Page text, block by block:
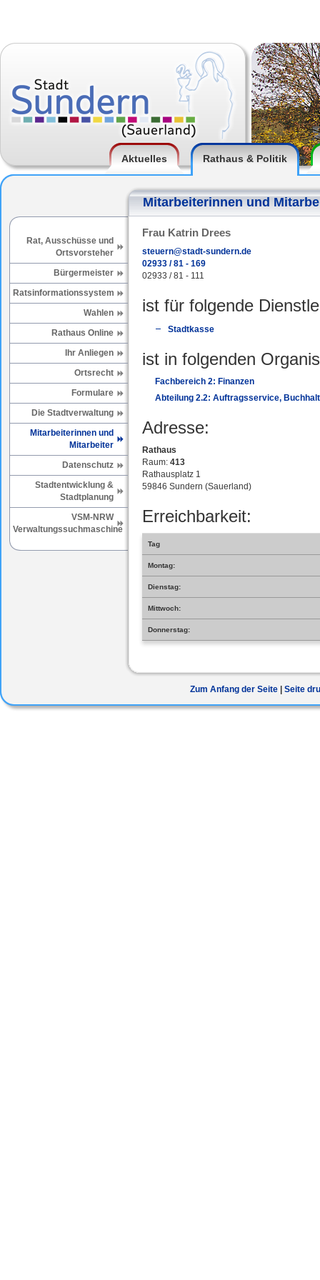
Aktuelles Rathaus & Politik
Mitarbeiterinnen und
Rat, Ausschüsse und
Ortsvorsteher
Bürgermeister
Ratsinformationssystem
Wahlen
Rathaus Online
Ihr Anliegen
Ortsrecht
Formulare
Die Stadtverwaltung
Mitarbeiterinnen und
Mitarbeiter
Datenschutz
Stadtentwicklung &
Stadtplanung
VSM-NRW
Verwaltungssuchmaschine
Frau Katrin Drees
steuern@stadt-sundern.de
02933 / 81 - 169
02933 / 81 - 111
ist für folgende
Stadtkasse
ist in folgenden
Fachbereich 2: Finanzen
Abteilung 2.2: Auftragsservice,
Adresse:
Rathaus
Raum: 413
Rathausplatz 1
59846 Sundern (Sauerland)
Erreichbarkeit:
Tag
Montag:
Dienstag:
Mittwoch:
Donnerstag:
Zum Anfang der Seite Seite